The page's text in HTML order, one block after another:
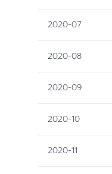
2020-07
2020-08
2020-09
2020-10
2020-11